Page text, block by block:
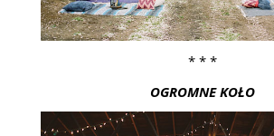
* * *
OGROMNE KOŁO